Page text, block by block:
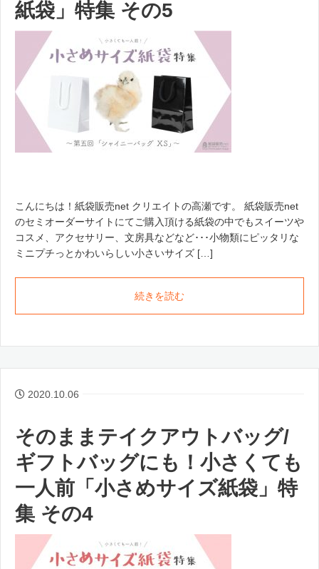
紙袋」特集 その5
こんにちは！紙袋販売net クリエイトの高瀬です。 紙袋販売net
のセミオーダーサイトにてご購入頂ける紙袋の中でもスイーツや
コスメ、アクセサリー、文房具などなど･･･小物類にピッタリな
ミニプチっとかわいらしい小さいサイズ […]
続きを読む
2020.10.06
そのままテイクアウトバッグ/
ギフトバッグにも！小さくても
一人前「小さめサイズ紙袋」特
集 その4